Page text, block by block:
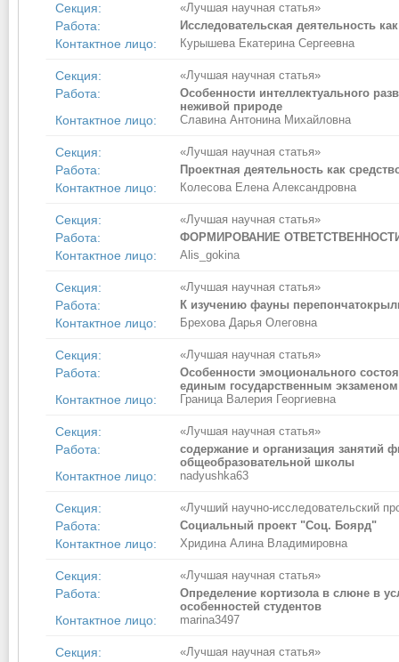
Секция: «Лучшая научная статья»
Работа: Исследовательская деятельность
Контактное лицо: Курышева Екатерина Сергеевна
Секция: «Лучшая научная статья»
Работа:
Особенности интеллектуального
неживой природе
Контактное лицо: Славина Антонина Михайловна
Секция: «Лучшая научная статья»
Работа: Проектная деятельность как
Контактное лицо: Колесова Елена Александровна
Секция: «Лучшая научная статья»
Работа: ФОРМИРОВАНИЕ
Контактное лицо: Alis_gokina
Секция: «Лучшая научная статья»
Работа: К изучению фауны
Контактное лицо: Брехова Дарья Олеговна
Секция: «Лучшая научная статья»
Работа:
Особенности эмоционального
единым государственным экзаменом
Контактное лицо: Граница Валерия Георгиевна
Секция: «Лучшая научная статья»
Работа:
содержание и организация занятий
общеобразовательной школы
Контактное лицо: nadyushka63
Секция: «Лучший научно-исследовательский
Работа: Социальный проект "Соц. Боярд"
Контактное лицо: Хридина Алина Владимировна
Секция: «Лучшая научная статья»
Работа:
Определение кортизола в слюне в
особенностей студентов
Контактное лицо: marina3497
Секция: «Лучшая научная статья»